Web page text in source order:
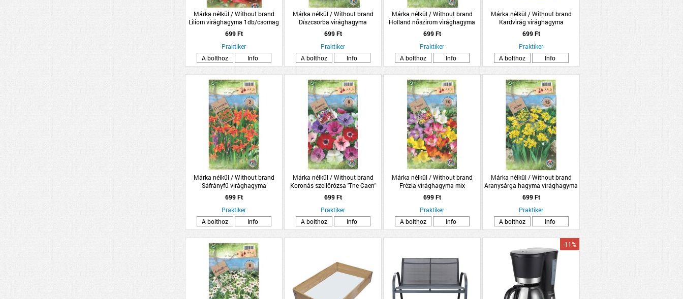
Márka nélkül / Without brand
Liliom virághagyma 1db/csomag
piros
699 Ft
Praktiker
A bolthoz
Info
Márka nélkül / Without brand
Díszcsorba virághagyma
8db/csomag kék
699 Ft
Praktiker
A bolthoz
Info
Márka nélkül / Without brand
Holland nőszirom virághagyma
10db/csomag kék
699 Ft
Praktiker
A bolthoz
Info
Márka nélkül / Without brand
Kardvirág virághagyma
10db/csomag piros
699 Ft
Praktiker
A bolthoz
Info
Márka nélkül / Without brand
Sáfrányfű virághagyma
2db/csomag
699 Ft
Praktiker
A bolthoz
Info
Márka nélkül / Without brand
Koronás szellőrózsa 'The Caen'
virághagyma színkeverék
8db/csomag
699 Ft
Praktiker
A bolthoz
Info
Márka nélkül / Without brand
Frézia virághagyma mix
10db/csomag
699 Ft
Praktiker
A bolthoz
Info
Márka nélkül / Without brand
Aranysárga hagyma virághagyma
'Molly' 15db/csomag
699 Ft
Praktiker
A bolthoz
Info
-11%